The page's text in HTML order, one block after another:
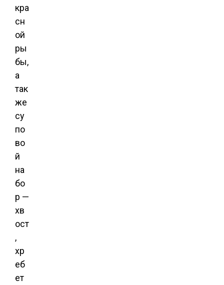
кра
сн
ой
ры
бы,
а
так
же
су
по
во
й
на
бо
р —
хв
ост
,
хр
еб
ет